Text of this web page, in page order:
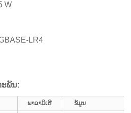
W
LR4
ະພັນ:
ພາລາມິເຕີ
ຂໍ້ມູນ